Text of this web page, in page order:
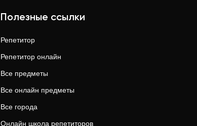
Полезные ссылки
Репетитор
Репетитор онлайн
Все предметы
Все онлайн предметы
Все города
Онлайн школа репетиторов